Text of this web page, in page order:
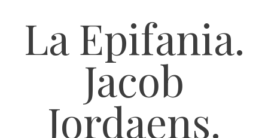
La Epifania.
Jacob
Jordaens.